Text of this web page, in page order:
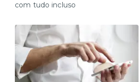
com tudo incluso